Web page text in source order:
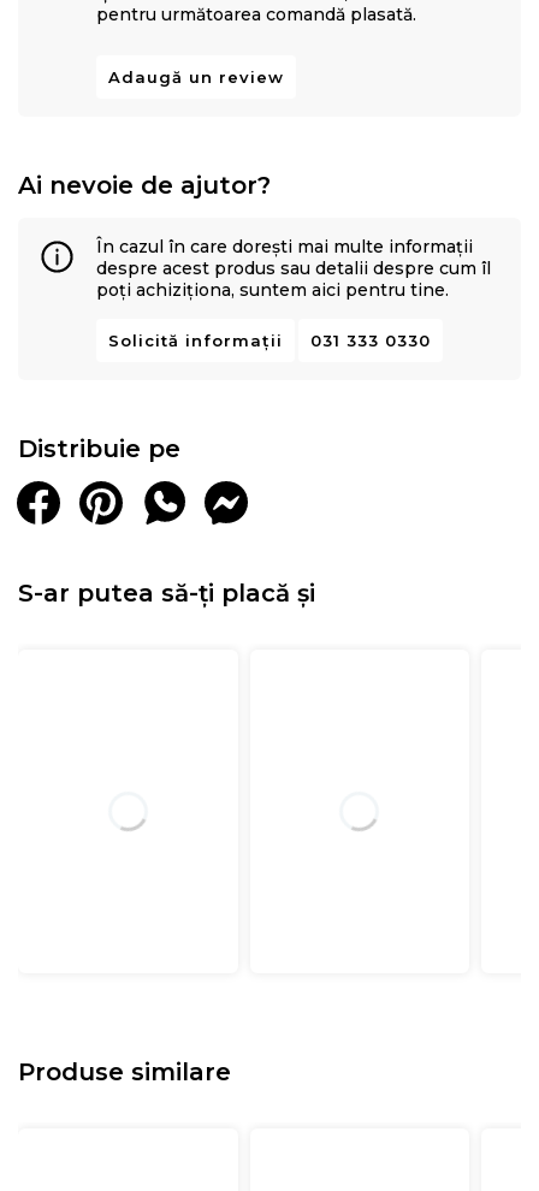
pentru următoarea comandă plasată.
Adaugă un review
Ai nevoie de ajutor?
În cazul în care dorești mai multe informații
despre acest produs sau detalii despre cum îl
poți achiziționa, suntem aici pentru tine.
Solicită informații 031 333 0330
Distribuie pe
S-ar putea să-ți placă și
Produse similare